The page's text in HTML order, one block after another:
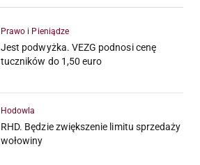
Prawo i Pieniądze
Jest podwyżka. VEZG podnosi cenę
tuczników do 1,50 euro
Hodowla
RHD. Będzie zwiększenie limitu sprzedaży
wołowiny